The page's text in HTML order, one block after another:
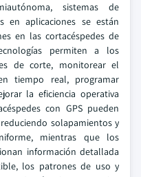
sistemas de
en aplicaciones se están
en las cortacéspedes de
permiten a los
de corte, monitorear el
tiempo real, programar
la eficiencia operativa
con GPS pueden
solapamientos y
mientras que los
información detallada
los patrones de uso y